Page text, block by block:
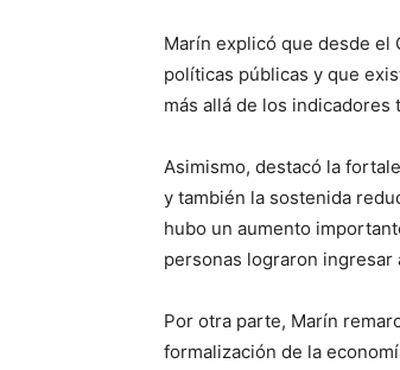
Marín explicó que desde el
políticas públicas y que
más allá de los
Asimismo, destacó la
y también la sostenida
hubo un aumento
personas lograron ingresar
Por otra parte, Marín
formalización de la